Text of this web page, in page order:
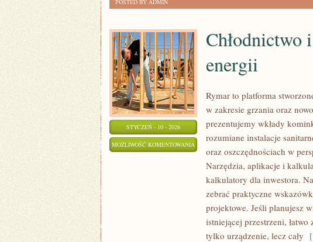
POSTED BY ADMIN
STYCZEŃ - 10 - 2026
MOŻLIWOŚĆ KOMENTOWANIA
MAGAZYNOWANIE
Chłodnictwo
energii
Rymar to platforma
w zakresie grzania oraz
prezentujemy wkłady
rozumiane instalacje
oraz oszczędnościach w
Narzędzia, aplikacje i
kalkulatory dla inwestora.
zebrać praktyczne
projektowe. Jeśli planujesz
istniejącej przestrzeni,
tylko urządzenie, lecz cały